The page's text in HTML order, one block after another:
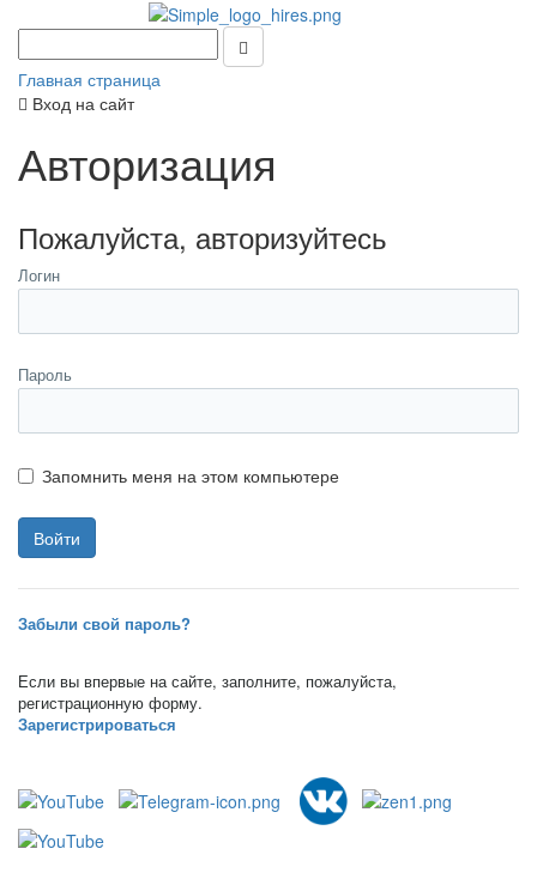
Главная страница
Вход на сайт
Авторизация
Пожалуйста, авторизуйтесь
Логин
Пароль
Запомнить меня на этом компьютере
Забыли свой пароль?
Если вы впервые на сайте, заполните, пожалуйста,
регистрационную форму.
Зарегистрироваться